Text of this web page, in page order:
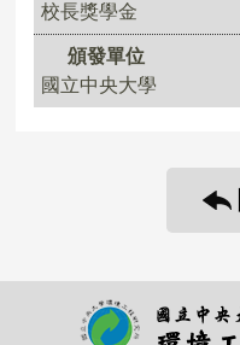
校長獎學金
頒發單位
國立中央大學